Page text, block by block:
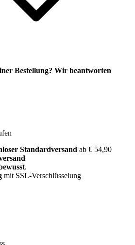
Bestellung? Wir beantworten
Standardversand ab € 54,90
.
mit SSL-Verschlüsselung